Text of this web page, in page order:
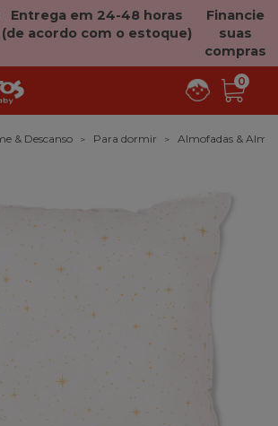
Entrega em 24-48 horas
(de acordo com o estoque)
Financie
suas
compras
0
& Descanso Para dormir Almofadas &